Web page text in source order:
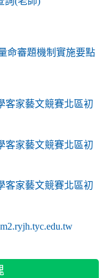
ryjh011/
命審題機制實施要點
ryjh011/
客家藝文競賽北區初
客家藝文競賽北區初
客家藝文競賽北區初